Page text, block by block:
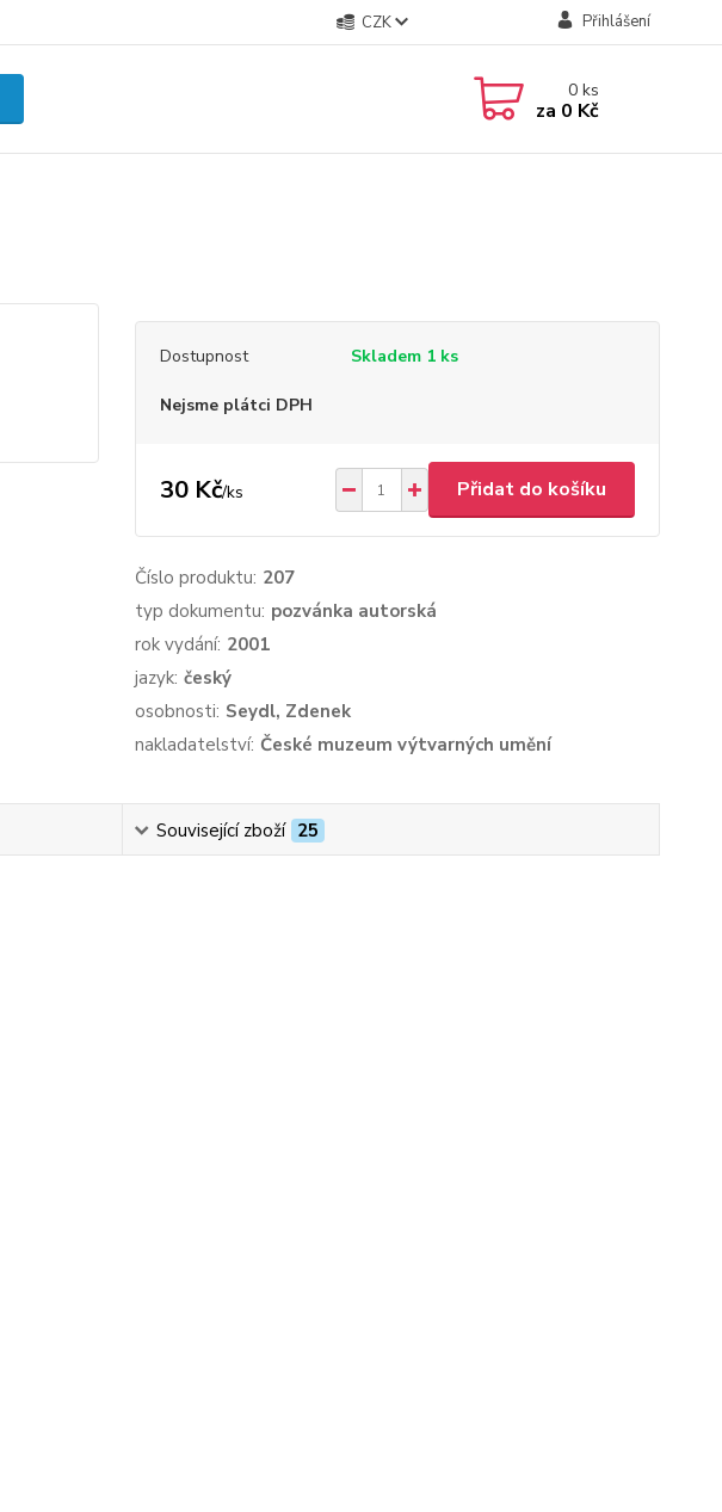
CZK Přihlášení
0ks
za 0 Kč
Dostupnost Skladem 1 ks
Nejsme plátci DPH
30 Kč/ks Přidat do košíku
Číslo produktu: 207
typ dokumentu: pozvánka autorská
rok vydání: 2001
jazyk: český
osobnosti: Seydl, Zdenek
nakladatelství: České muzeum výtvarných umění
Související zboží 25